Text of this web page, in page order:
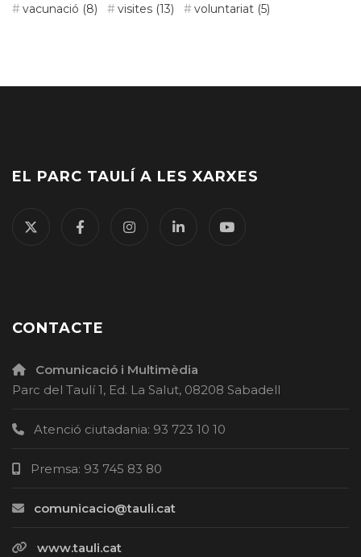
vacunació (8) visites (13) voluntariat (5)
EL PARC TAULÍ A LES XARXES
CONTACTE
Comunicació i Multimèdia
Parc del Taulí 1, Ed. La Salut, 08208 Sabadell
Atenció ciutadania: 93 723 10 10
Premsa: 93 745 83 80
comunicacio@tauli.cat
www.tauli.cat